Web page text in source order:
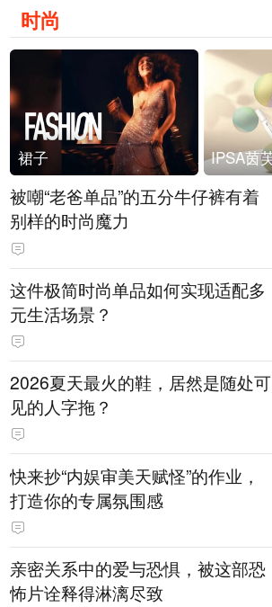
时尚
裙子
被嘲“老爸单品”的五分牛仔裤有着
别样的时尚魔力
这件极简时尚单品如何实现适配多
元生活场景？
2026夏天最火的鞋，居然是随处可
见的人字拖？
快来抄“内娱审美天赋怪”的作业，
打造你的专属氛围感
亲密关系中的爱与恐惧，被这部恐
怖片诠释得淋漓尽致